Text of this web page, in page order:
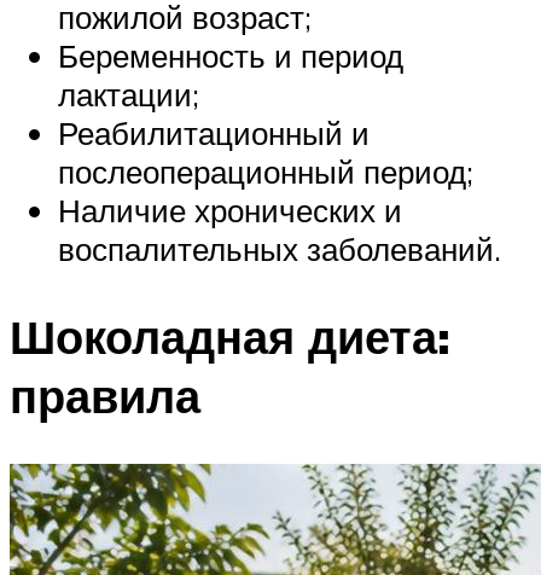
пожилой возраст;
Беременность и период
лактации;
Реабилитационный и
послеоперационный период;
Наличие хронических и
воспалительных заболеваний.
Шоколадная диета:
правила